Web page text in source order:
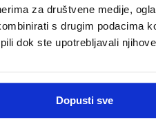
za društvene medije,
s drugim podacima
dok ste upotrebljavali
Dopusti sve